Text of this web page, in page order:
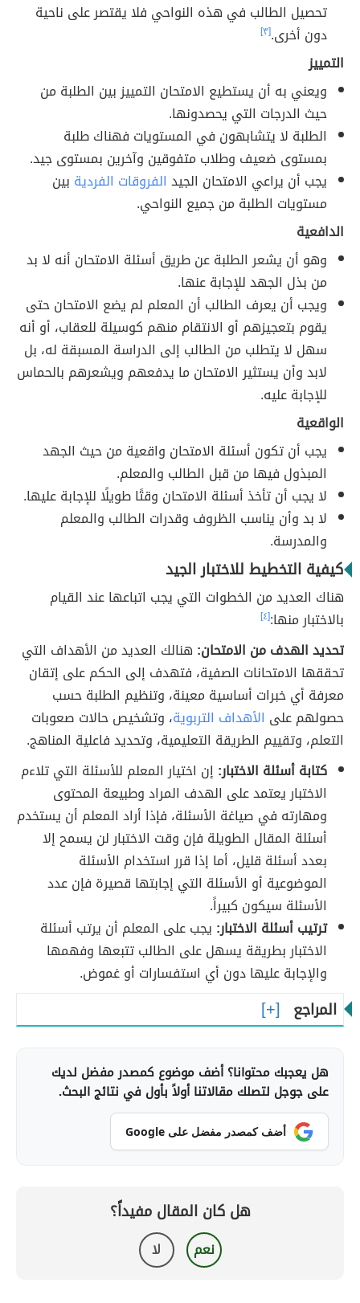
تحصيل الطالب في هذه النواحي فلا يقتصر على ناحية
دون أخرى.[٣]
التمييز
ويعني به أن يستطيع الامتحان التمييز بين الطلبة من
حيث الدرجات التي يحصدونها.
الطلبة لا يتشابهون في المستويات فهناك طلبة
بمستوى ضعيف وطلاب متفوقين وآخرين بمستوى جيد.
يجب أن يراعي الامتحان الجيد الفروقات الفردية بين
مستويات الطلبة من جميع النواحي.
الدافعية
وهو أن يشعر الطلبة عن طريق أسئلة الامتحان أنه لا بد
من بذل الجهد للإجابة عنها.
ويجب أن يعرف الطالب أن المعلم لم يضع الامتحان حتى
يقوم بتعجيزهم أو الانتقام منهم كوسيلة للعقاب، أو أنه
سهل لا يتطلب من الطالب إلى الدراسة المسبقة له، بل
لابد وأن يستثير الامتحان ما يدفعهم ويشعرهم بالحماس
للإجابة عليه.
الواقعية
يجب أن تكون أسئلة الامتحان واقعية من حيث الجهد
المبذول فيها من قبل الطالب والمعلم.
لا يجب أن تأخذ أسئلة الامتحان وقتًا طويلًا للإجابة عليها.
لا بد وأن يناسب الظروف وقدرات الطالب والمعلم
والمدرسة.
كيفية التخطيط للاختبار الجيد
هناك العديد من الخطوات التي يجب اتباعها عند القيام
بالاختبار منها:[٤]
تحديد الهدف من الامتحان: هنالك العديد من الأهداف التي
تحققها الامتحانات الصفية، فتهدف إلى الحكم على إتقان
معرفة أي خبرات أساسية معينة، وتنظيم الطلبة حسب
حصولهم على الأهداف التربوية، وتشخيص حالات صعوبات
التعلم، وتقييم الطريقة التعليمية، وتحديد فاعلية المناهج.
كتابة أسئلة الاختبار: إن اختيار المعلم للأسئلة التي تلاءم
الاختبار يعتمد على الهدف المراد وطبيعة المحتوى
ومهارته في صياغة الأسئلة، فإذا أراد المعلم أن يستخدم
أسئلة المقال الطويلة فإن وقت الاختبار لن يسمح إلا
بعدد أسئلة قليل، أما إذا قرر استخدام الأسئلة
الموضوعية أو الأسئلة التي إجابتها قصيرة فإن عدد
الأسئلة سيكون كبيراً.
ترتيب أسئلة الاختبار: يجب على المعلم أن يرتب أسئلة
الاختبار بطريقة يسهل على الطالب تتبعها وفهمها
والإجابة عليها دون أي استفسارات أو غموض.
المراجع
هل يعجبك محتوانا؟ أضف موضوع كمصدر مفضل لديك
على جوجل لتصلك مقالاتنا أولاً بأول في نتائج البحث.
أضف كمصدر مفضل على Google
هل كان المقال مفيداً؟
نعم لا